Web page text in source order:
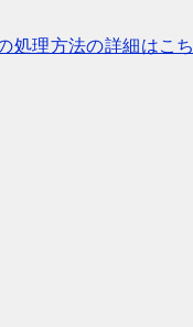
処理方法の詳細はこ